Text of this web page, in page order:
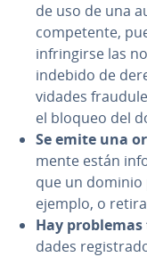
de uso de una
co­m­pe­te­n­te,
in­fri­n­gi­r­se las
indebido de
vi­da­des
el bloqueo del
Se emite una
me­n­te están
que un
ejemplo, o
Hay
da­des